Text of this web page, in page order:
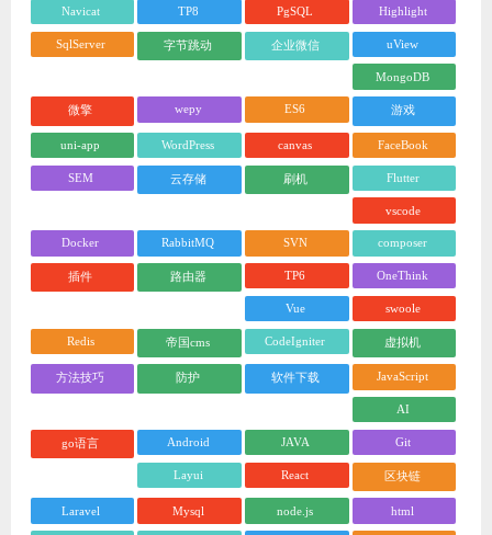
Navicat TP8 PgSQL Highlight
SqlServer 字节跳动 企业微信 uView
MongoDB
微擎 wepy ES6 游戏
uni-app WordPress canvas FaceBook
SEM 云存储 刷机 Flutter
vscode
Docker RabbitMQ SVN composer
插件 路由器 TP6 OneThink
Vue swoole
Redis 帝国cms CodeIgniter 虚拟机
方法技巧 防护 软件下载 JavaScript
AI
go语言 Android JAVA Git
Layui React 区块链
Laravel Mysql node.js html